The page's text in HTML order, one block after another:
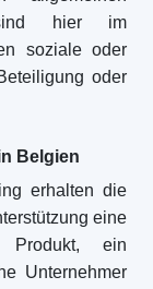
sind hier im
soziale oder
oder
Belgien
erhalten die
eine
Produkt, ein
Unternehmer